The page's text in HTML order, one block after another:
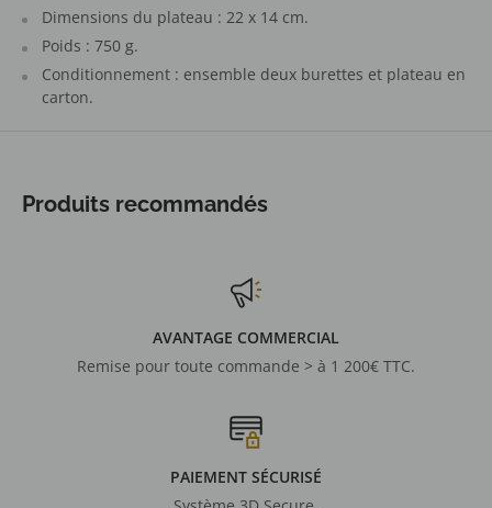
Dimensions du plateau : 22 x 14 cm.
Poids : 750 g.
Conditionnement : ensemble deux burettes et plateau en
carton.
Produits recommandés
AVANTAGE COMMERCIAL
Remise pour toute commande > à 1 200€ TTC.
PAIEMENT SÉCURISÉ